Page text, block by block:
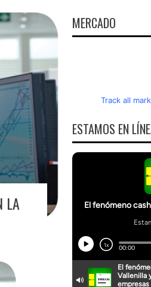
LA
MERCADO
Track all
ESTAMOS EN